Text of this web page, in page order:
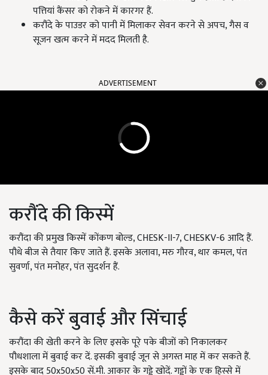
पत्तियां कैंसर को रोकने में कारगर हैं.
करौंदे के पाउडर को पानी में मिलाकर सेवन करने से अपच, गैस व
सूजन खत्म करने में मदद मिलती है.
ADVERTISEMENT
करौंदे की किस्में
करौंदा की प्रमुख किस्में कोंकण बोल्ड, CHESK-II-7, CHESKV-6 आदि हैं.
पौधे बीज से तैयार किए जाते हैं. इसके अलावा, मरु गौरव, थार कमल, पंत
सुवर्णा, पंत मनोहर, पंत सुदर्शन हैं.
कैसे करें बुवाई और सिंचाई
करौंदा की खेती करने के लिए इसके पूरे पके बीजों को निकालकर
पौधशाला में बुवाई कर दें. इसकी बुवाई जून से अगस्त माह में कर सकते हैं.
इसके बाद 50x50x50 सें.मी. आकार के गड्ढे खोदें. गड्ढों के एक हिस्से में